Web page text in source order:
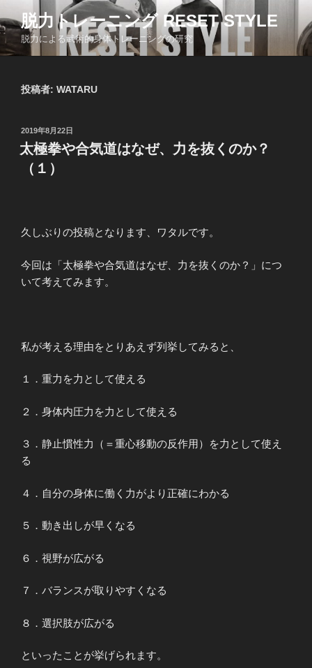
ン
テ
ン
脱力トレーニング RESET STYLE
脱力による武術的身体トレーニングの研究
投稿者: WATARU
投
稿
日:
2019年8月22日
太極拳や合気道はなぜ、力を抜くのか？
（１）
久しぶりの投稿となります、ワタルです。
今回は「太極拳や合気道はなぜ、力を抜くのか？」につ
いて考えてみます。
私が考える理由をとりあえず列挙してみると、
１．重力を力として使える
２．身体内圧力を力として使える
３．静止慣性力（＝重心移動の反作用）を力として使え
る
４．自分の身体に働く力がより正確にわかる
５．動き出しが早くなる
６．視野が広がる
７．バランスが取りやすくなる
８．選択肢が広がる
といったことが挙げられます。